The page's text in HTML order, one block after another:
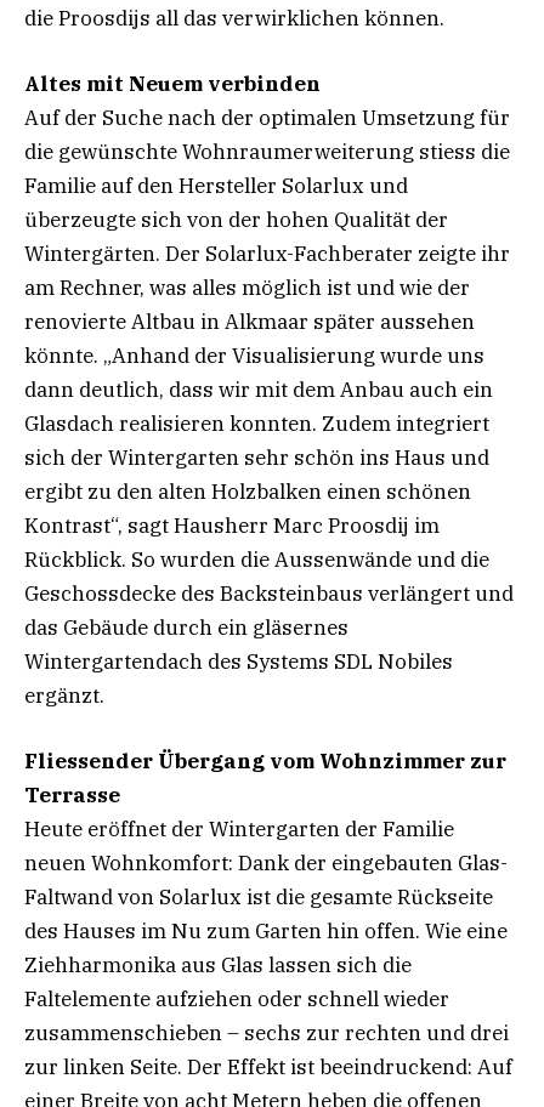
die Proosdijs all das verwirklichen können.
Altes mit Neuem verbinden
Auf der Suche nach der optimalen Umsetzung für
die gewünschte Wohnraumerweiterung stiess die
Familie auf den Hersteller Solarlux und
überzeugte sich von der hohen Qualität der
Wintergärten. Der Solarlux-Fachberater zeigte ihr
am Rechner, was alles möglich ist und wie der
renovierte Altbau in Alkmaar später aussehen
könnte. „Anhand der Visualisierung wurde uns
dann deutlich, dass wir mit dem Anbau auch ein
Glasdach realisieren konnten. Zudem integriert
sich der Wintergarten sehr schön ins Haus und
ergibt zu den alten Holzbalken einen schönen
Kontrast“, sagt Hausherr Marc Proosdij im
Rückblick. So wurden die Aussenwände und die
Geschossdecke des Backsteinbaus verlängert und
das Gebäude durch ein gläsernes
Wintergartendach des Systems SDL Nobiles
ergänzt.
Fliessender Übergang vom Wohnzimmer zur
Terrasse
Heute eröffnet der Wintergarten der Familie
neuen Wohnkomfort: Dank der eingebauten Glas-
Faltwand von Solarlux ist die gesamte Rückseite
des Hauses im Nu zum Garten hin offen. Wie eine
Ziehharmonika aus Glas lassen sich die
Faltelemente aufziehen oder schnell wieder
zusammenschieben – sechs zur rechten und drei
zur linken Seite. Der Effekt ist beeindruckend: Auf
einer Breite von acht Metern heben die offenen